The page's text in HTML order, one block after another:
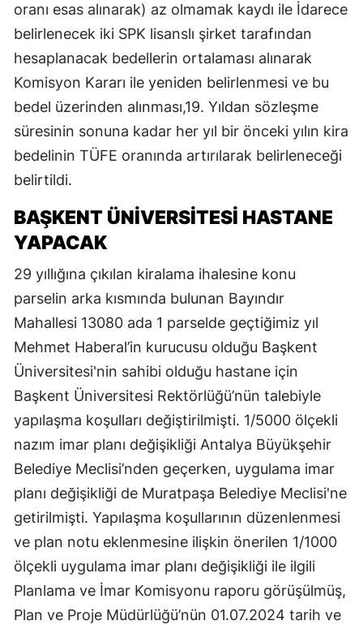
oranı esas alınarak) az olmamak kaydı ile İdarece
belirlenecek iki SPK lisanslı şirket tarafından
hesaplanacak bedellerin ortalaması alınarak
Komisyon Kararı ile yeniden belirlenmesi ve bu
bedel üzerinden alınması,19. Yıldan sözleşme
süresinin sonuna kadar her yıl bir önceki yılın kira
bedelinin TÜFE oranında artırılarak belirleneceği
belirtildi.
BAŞKENT ÜNİVERSİTESİ HASTANE
YAPACAK
29 yıllığına çıkılan kiralama ihalesine konu
parselin arka kısmında bulunan Bayındır
Mahallesi 13080 ada 1 parselde geçtiğimiz yıl
Mehmet Haberal’in kurucusu olduğu Başkent
Üniversitesi'nin sahibi olduğu hastane için
Başkent Üniversitesi Rektörlüğü’nün talebiyle
yapılaşma koşulları değiştirilmişti. 1/5000 ölçekli
nazım imar planı değişikliği Antalya Büyükşehir
Belediye Meclisi’nden geçerken, uygulama imar
planı değişikliği de Muratpaşa Belediye Meclisi'ne
getirilmişti. Yapılaşma koşullarının düzenlenmesi
ve plan notu eklenmesine ilişkin önerilen 1/1000
ölçekli uygulama imar planı değişikliği ile ilgili
Planlama ve İmar Komisyonu raporu görüşülmüş,
Plan ve Proje Müdürlüğü’nün 01.07.2024 tarih ve